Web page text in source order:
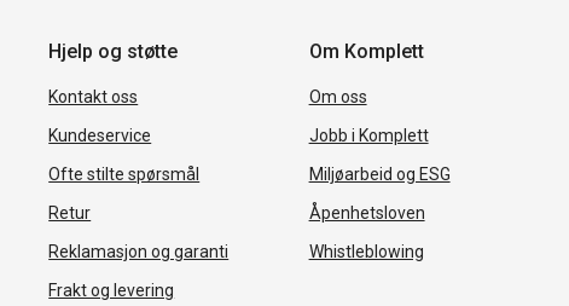
Hjelp og støtte
Kontakt oss
Kundeservice
Ofte stilte spørsmål
Retur
Reklamasjon og garanti
Frakt og levering
Om Komplett
Om oss
Jobb i Komplett
Miljøarbeid og ESG
Åpenhetsloven
Whistleblowing